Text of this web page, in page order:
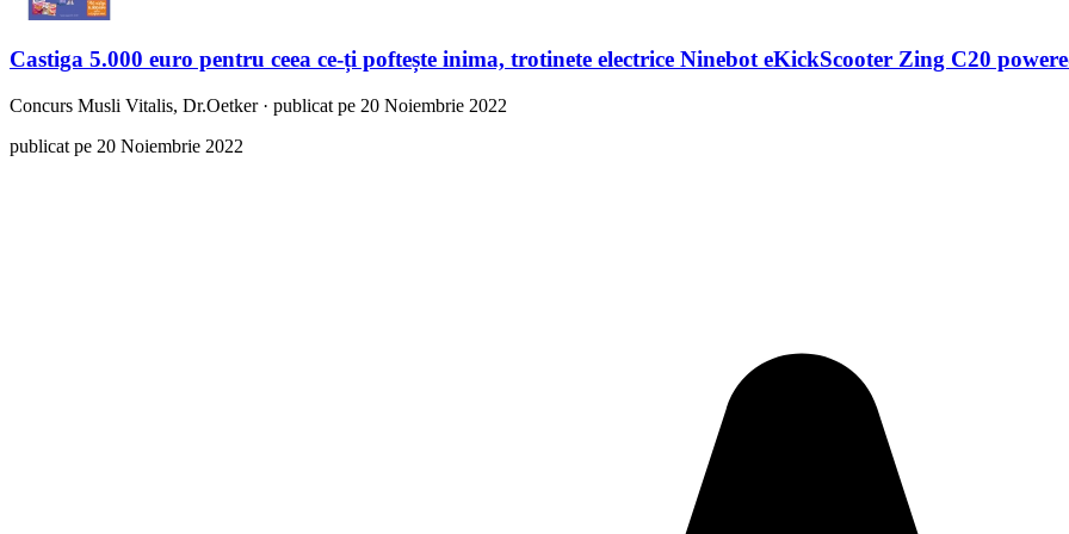
Castiga 5.000 euro pentru ceea ce-ți poftește inima, trotinete electrice Ninebot eKickScooter Zing C20
Concurs Musli Vitalis, Dr.Oetker· publicat pe 20 Noiembrie 2022
publicat pe 20 Noiembrie 2022